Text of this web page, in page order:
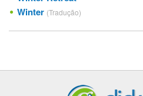
Winter (Tradução)